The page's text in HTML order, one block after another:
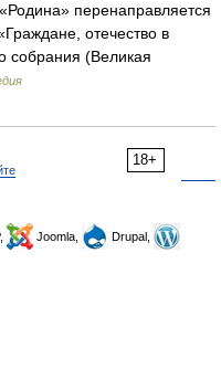
перенаправляется
отечество в
собрания (Великая
18+
Joomla,
Drupal,